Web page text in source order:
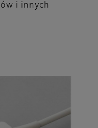
i innych